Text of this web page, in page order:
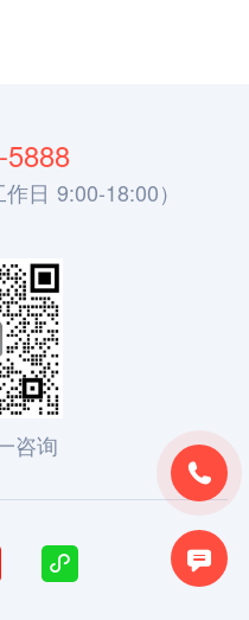


日 9:00-18:00）
咨询
